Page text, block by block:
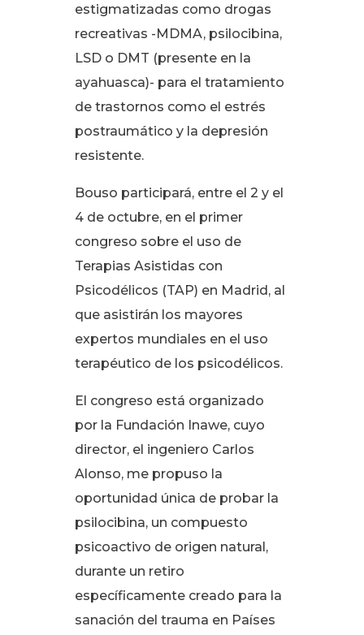
estigmatizadas como drogas
recreativas -MDMA, psilocibina,
LSD o DMT (presente en la
ayahuasca)- para el tratamiento
de trastornos como el estrés
postraumático y la depresión
resistente.
Bouso participará, entre el 2 y el
4 de octubre, en el primer
congreso sobre el uso de
Terapias Asistidas con
Psicodélicos (TAP) en Madrid, al
que asistirán los mayores
expertos mundiales en el uso
terapéutico de los psicodélicos.
El congreso está organizado
por la Fundación Inawe, cuyo
director, el ingeniero Carlos
Alonso, me propuso la
oportunidad única de probar la
psilocibina, un compuesto
psicoactivo de origen natural,
durante un retiro
específicamente creado para la
sanación del trauma en Países